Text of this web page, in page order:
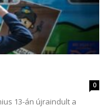
0
13-án újraindult a